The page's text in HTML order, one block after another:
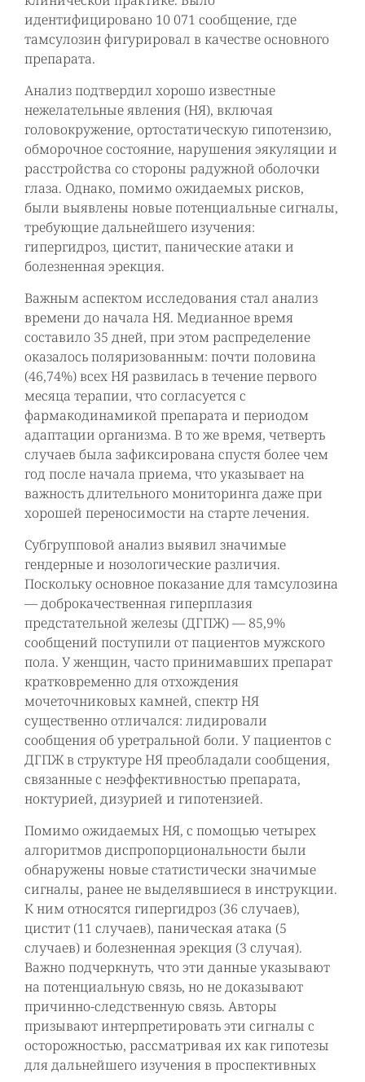
идентифицировано 10 071 сообщение, где
тамсулозин фигурировал в качестве основного
препарата.
Анализ подтвердил хорошо известные
нежелательные явления (НЯ), включая
головокружение, ортостатическую гипотензию,
обморочное состояние, нарушения эякуляции и
расстройства со стороны радужной оболочки
глаза. Однако, помимо ожидаемых рисков,
были выявлены новые потенциальные сигналы,
требующие дальнейшего изучения:
гипергидроз, цистит, панические атаки и
болезненная эрекция.
Важным аспектом исследования стал анализ
времени до начала НЯ. Медианное время
составило 35 дней, при этом распределение
оказалось поляризованным: почти половина
(46,74%) всех НЯ развилась в течение первого
месяца терапии, что согласуется с
фармакодинамикой препарата и периодом
адаптации организма. В то же время, четверть
случаев была зафиксирована спустя более чем
год после начала приема, что указывает на
важность длительного мониторинга даже при
хорошей переносимости на старте лечения.
Субгрупповой анализ выявил значимые
гендерные и нозологические различия.
Поскольку основное показание для тамсулозина
— доброкачественная гиперплазия
предстательной железы (ДГПЖ) — 85,9%
сообщений поступили от пациентов мужского
пола. У женщин, часто принимавших препарат
кратковременно для отхождения
мочеточниковых камней, спектр НЯ
существенно отличался: лидировали
сообщения об уретральной боли. У пациентов с
ДГПЖ в структуре НЯ преобладали сообщения,
связанные с неэффективностью препарата,
ноктурией, дизурией и гипотензией.
Помимо ожидаемых НЯ, с помощью четырех
алгоритмов диспропорциональности были
обнаружены новые статистически значимые
сигналы, ранее не выделявшиеся в инструкции.
К ним относятся гипергидроз (36 случаев),
цистит (11 случаев), паническая атака (5
случаев) и болезненная эрекция (3 случая).
Важно подчеркнуть, что эти данные указывают
на потенциальную связь, но не доказывают
причинно-следственную связь. Авторы
призывают интерпретировать эти сигналы с
осторожностью, рассматривая их как гипотезы
для дальнейшего изучения в проспективных